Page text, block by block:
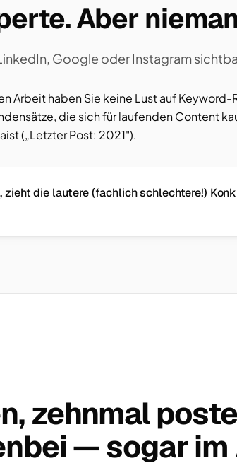
Aber
Google oder Instagram
Arbeit haben Sie keine Lust auf Keyword-
die sich für laufenden Content
(„Letzter Post: 2021").
zieht die lautere (fachlich schlechtere!)
zehnmal
— sogar im